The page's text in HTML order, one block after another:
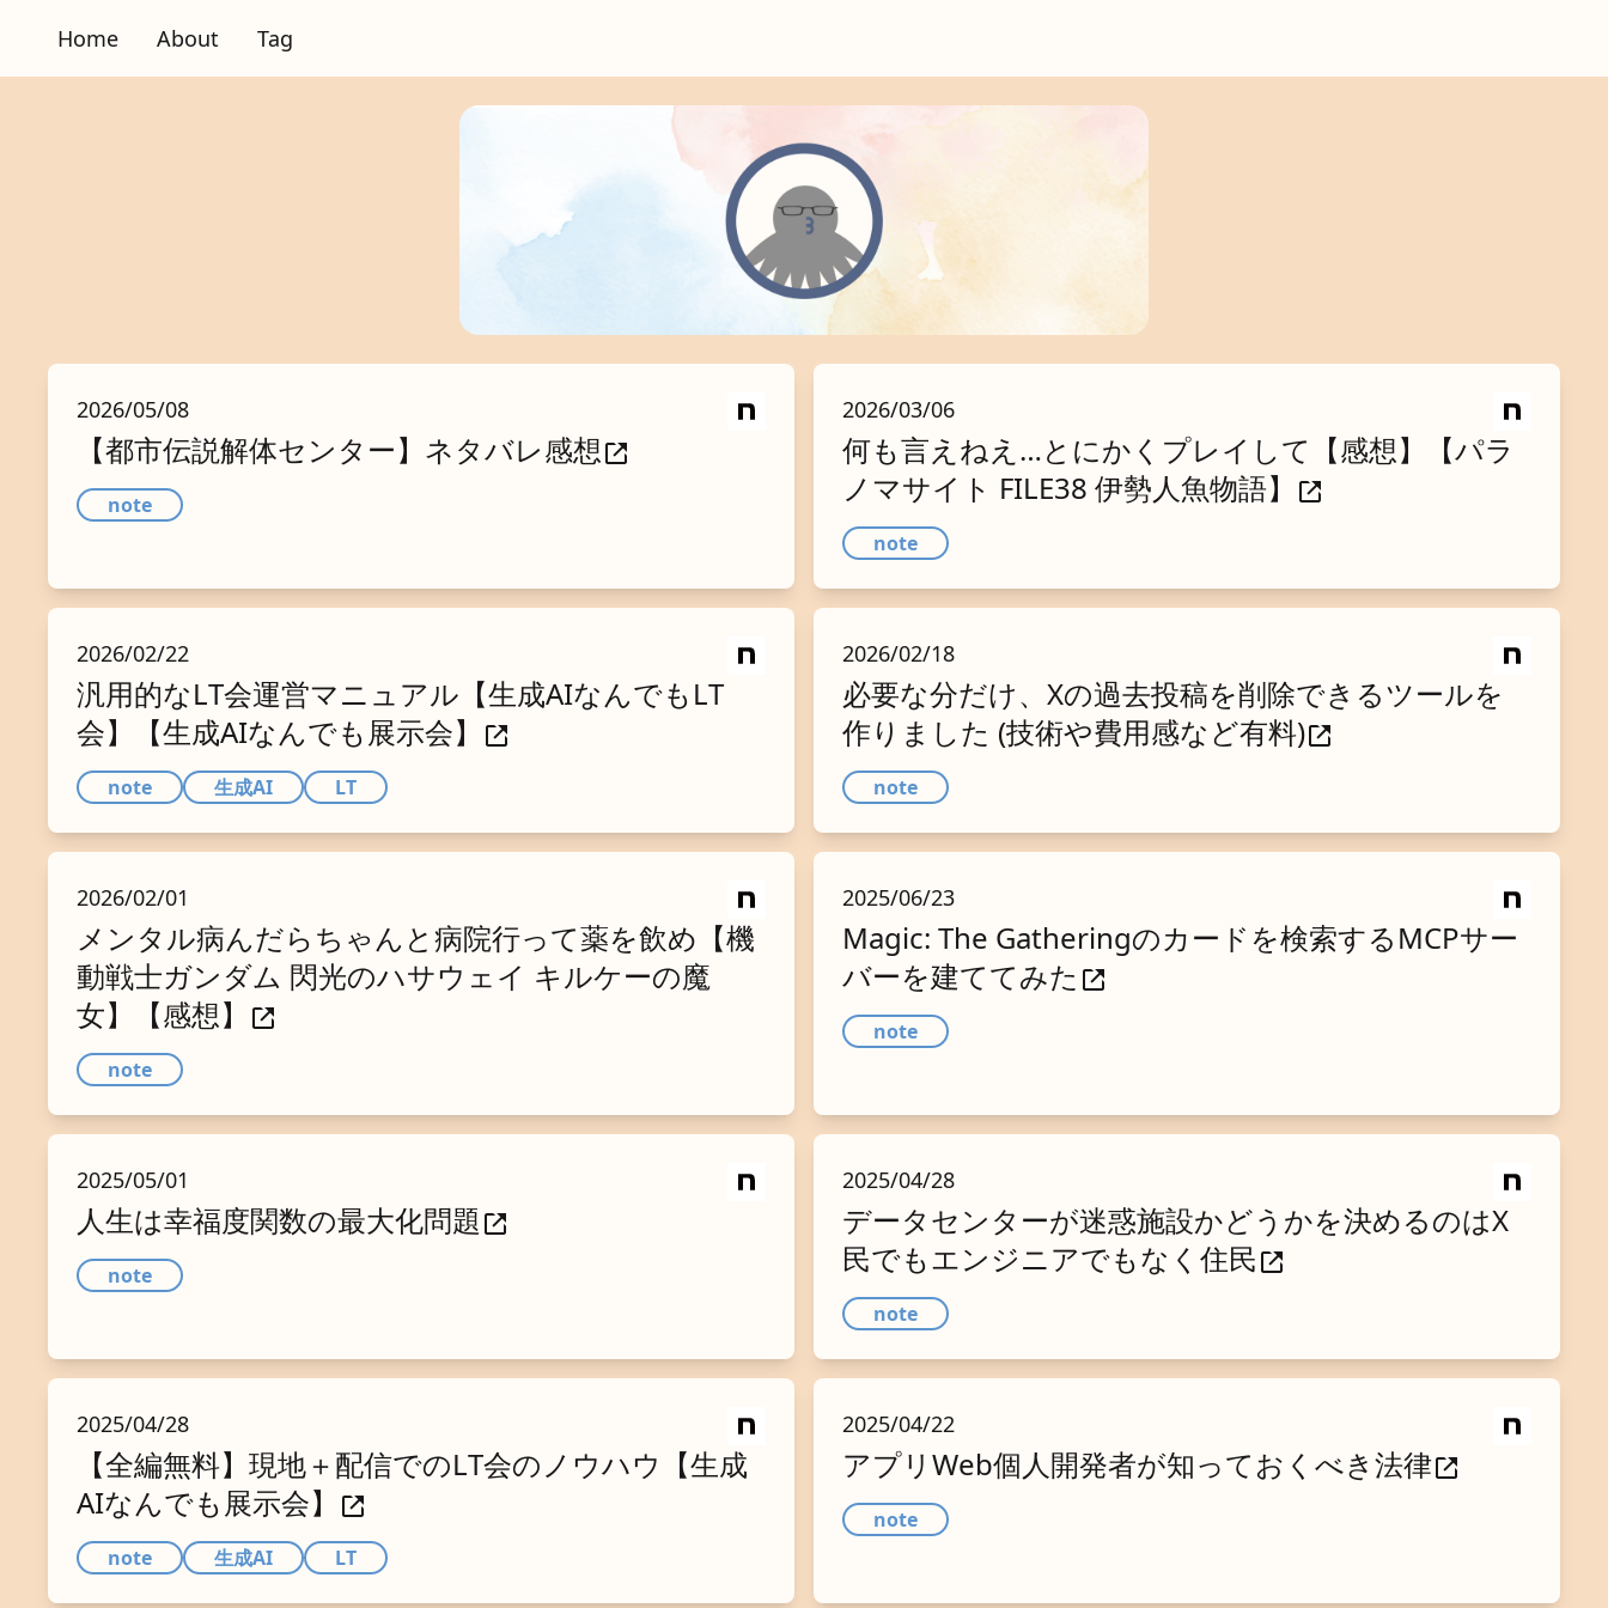
Home About Tag
2026/05/08
【都市伝説解体センター】ネタバレ感想
note
2026/03/06
何も言えねえ…とにかくプレイして【感想】【パラ
ノマサイト FILE38 伊勢人魚物語】
note
2026/02/22
汎用的なLT会運営マニュアル【生成AIなんでもLT
会】【生成AIなんでも展示会】
note 生成AI LT
2026/02/18
必要な分だけ、Xの過去投稿を削除できるツールを
作りました (技術や費用感など有料)
note
2026/02/01
メンタル病んだらちゃんと病院行って薬を飲め【機
動戦士ガンダム 閃光のハサウェイ キルケーの魔
女】【感想】
note
2025/06/23
Magic: The Gatheringのカードを検索するMCPサー
バーを建ててみた
note
2025/05/01
人生は幸福度関数の最大化問題
note
2025/04/28
データセンターが迷惑施設かどうかを決めるのはX
民でもエンジニアでもなく住民
note
2025/04/28
【全編無料】現地＋配信でのLT会のノウハウ【生成
AIなんでも展示会】
note 生成AI LT
2025/04/22
アプリWeb個人開発者が知っておくべき法律
note